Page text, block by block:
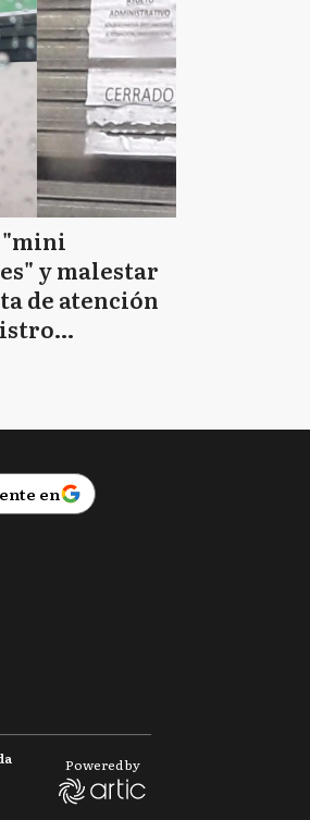
y malestar
de atención
en
Powered by